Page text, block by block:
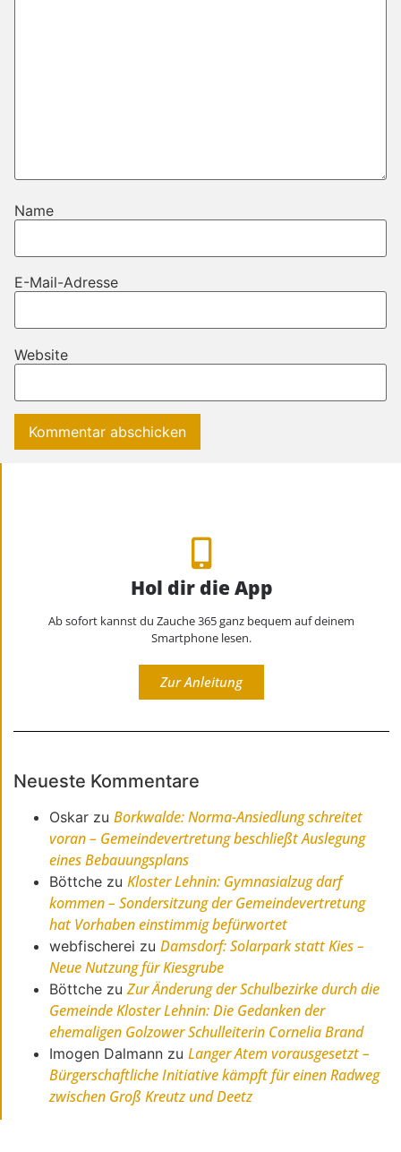
Name
E-Mail-Adresse
Website
Hol dir die App
Ab sofort kannst du Zauche 365 ganz bequem auf deinem
Smartphone lesen.
Zur Anleitung
Neueste Kommentare
Oskar zuBorkwalde: Norma-Ansiedlung schreitet
voran – Gemeindevertretung beschließt Auslegung
eines Bebauungsplans
Böttche zuKloster Lehnin: Gymnasialzug darf
kommen – Sondersitzung der Gemeindevertretung
hat Vorhaben einstimmig befürwortet
webfischerei zuDamsdorf: Solarpark statt Kies –
Neue Nutzung für Kiesgrube
Böttche zuZur Änderung der Schulbezirke durch die
Gemeinde Kloster Lehnin: Die Gedanken der
ehemaligen Golzower Schulleiterin Cornelia Brand
Imogen Dalmann zuLanger Atem vorausgesetzt –
Bürgerschaftliche Initiative kämpft für einen Radweg
zwischen Groß Kreutz und Deetz